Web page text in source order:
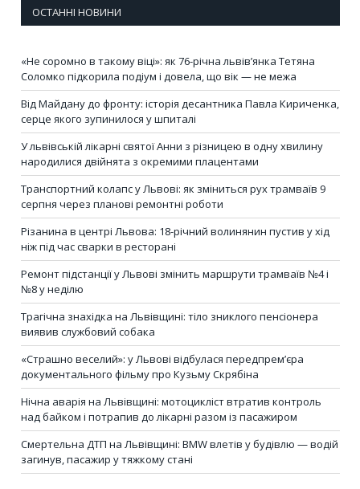
ОСТАННІ НОВИНИ
«Не соромно в такому віці»: як 76-річна львів’янка Тетяна
Соломко підкорила подіум і довела, що вік — не межа
Від Майдану до фронту: історія десантника Павла Кириченка,
серце якого зупинилося у шпиталі
У львівській лікарні святої Анни з різницею в одну хвилину
народилися двійнята з окремими плацентами
Транспортний колапс у Львові: як зміниться рух трамваїв 9
серпня через планові ремонтні роботи
Різанина в центрі Львова: 18-річний волинянин пустив у хід
ніж під час сварки в ресторані
Ремонт підстанції у Львові змінить маршрути трамваїв №4 і
№8 у неділю
Трагічна знахідка на Львівщині: тіло зниклого пенсіонера
виявив службовий собака
«Страшно веселий»: у Львові відбулася передпрем’єра
документального фільму про Кузьму Скрябіна
Нічна аварія на Львівщині: мотоцикліст втратив контроль
над байком і потрапив до лікарні разом із пасажиром
Смертельна ДТП на Львівщині: BMW влетів у будівлю — водій
загинув, пасажир у тяжкому стані